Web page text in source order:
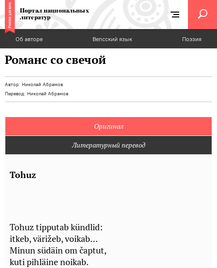
Портал национальных
литератур
Об авторе Вепсский язык Поэзия
Романс со свечой
Автор: Николай Абрамов
Перевод: Николай Абрамов
Оригинал
Литературный перевод
Tohuz
Tohuz tipputab kündlid:
itkeb, värižeb, voikab…
Minun südäin om čaptut,
kuti pihläine noikab.